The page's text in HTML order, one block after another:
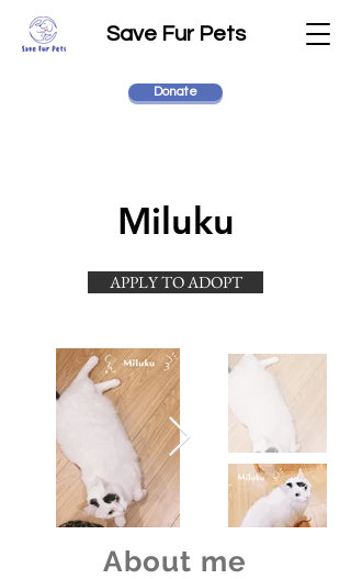
Save Fur Pets
Donate
Miluku
APPLY TO ADOPT
About me